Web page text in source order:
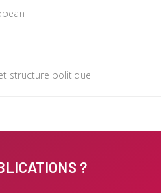
structure politique
?